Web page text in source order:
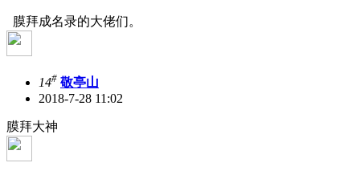
膜拜成名录的大佬们。
14# 敬亭山
2018-7-28 11:02
膜拜大神